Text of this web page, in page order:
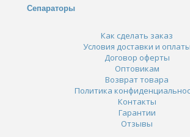
Сепараторы
Как сделать заказ
Условия доставки и оплаты
Договор оферты
Оптовикам
Возврат товара
Политика
Контакты
Гарантии
Отзывы